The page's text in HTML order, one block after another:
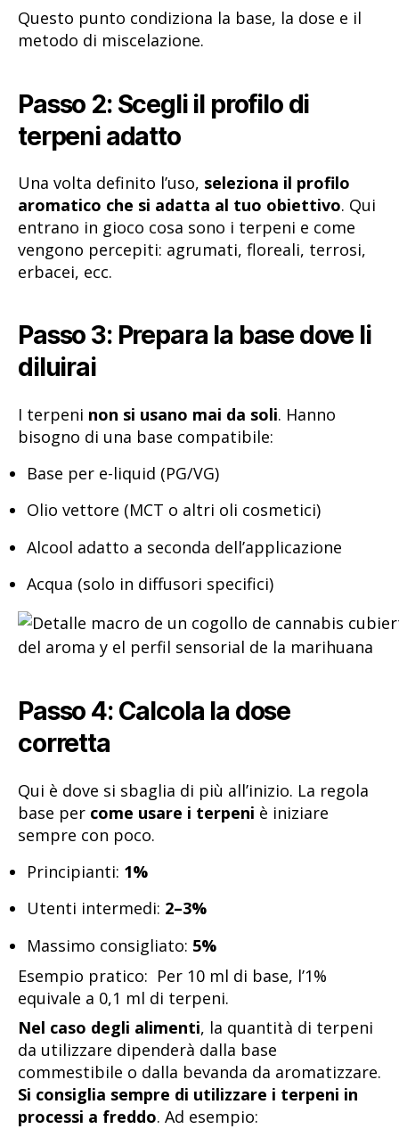
Questo punto condiziona la base, la dose e il
metodo di miscelazione.
Passo 2: Scegli il profilo di
terpeni adatto
Una volta definito l’uso, seleziona il profilo
aromatico che si adatta al tuo obiettivo. Qui
entrano in gioco cosa sono i terpeni e come
vengono percepiti: agrumati, floreali, terrosi,
erbacei, ecc.
Passo 3: Prepara la base dove li
diluirai
I terpeni non si usano mai da soli. Hanno
bisogno di una base compatibile:
Base per e-liquid (PG/VG)
Olio vettore (MCT o altri oli cosmetici)
Alcool adatto a seconda dell’applicazione
Acqua (solo in diffusori specifici)
Passo 4: Calcola la dose
corretta
Qui è dove si sbaglia di più all’inizio. La regola
base per come usare i terpeni è iniziare
sempre con poco.
Principianti: 1%
Utenti intermedi: 2–3%
Massimo consigliato: 5%
Esempio pratico: Per 10 ml di base, l’1%
equivale a 0,1 ml di terpeni.
Nel caso degli alimenti, la quantità di terpeni
da utilizzare dipenderà dalla base
commestibile o dalla bevanda da aromatizzare.
Si consiglia sempre di utilizzare i terpeni in
processi a freddo. Ad esempio: